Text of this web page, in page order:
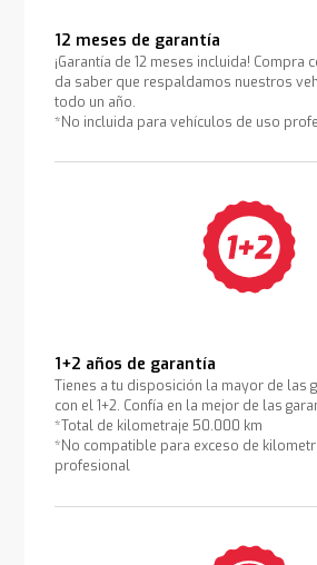
12 meses de garantía
¡Garantía de 12 meses incluida! Compra
da saber que respaldamos nuestros
todo un año.
*No incluida para vehículos de uso
1+2 años de garantía
Tienes a tu disposición la mayor de las
con el 1+2. Confía en la mejor de las
*Total de kilometraje 50.000 km
*No compatible para exceso de
profesional